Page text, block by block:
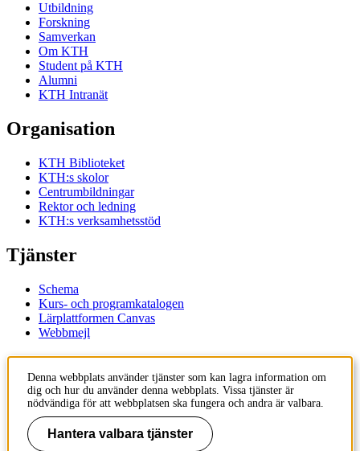
Utbildning
Forskning
Samverkan
Om KTH
Student på KTH
Alumni
KTH Intranät
Organisation
KTH Biblioteket
KTH:s skolor
Centrumbildningar
Rektor och ledning
KTH:s verksamhetsstöd
Tjänster
Schema
Kurs- och programkatalogen
Lärplattformen Canvas
Webbmejl
Kontakt
KTH
100 44 Stockholm
+46 8 790 60 00
Denna webbplats använder tjänster som kan lagra information om
dig och hur du använder denna webbplats. Vissa tjänster är
nödvändiga för att webbplatsen ska fungera och andra är valbara.
Hantera valbara tjänster